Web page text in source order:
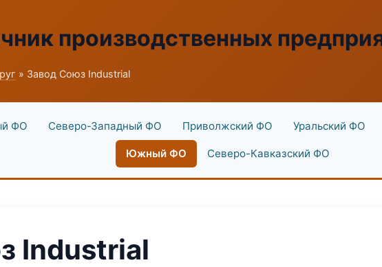
производственных
» Завод Союз Industrial
ФО Северо-Западный ФО Приволжский ФО Уральский ФО
Южный ФО Северо-Кавказский ФО
Industrial